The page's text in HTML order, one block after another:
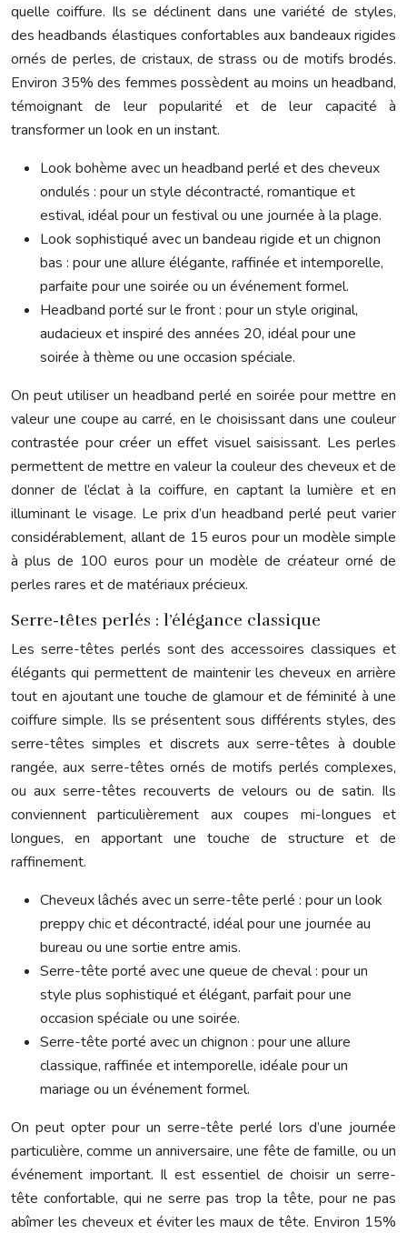
quelle coiffure. Ils se déclinent dans une variété de styles,
des headbands élastiques confortables aux bandeaux rigides
ornés de perles, de cristaux, de strass ou de motifs brodés.
Environ 35% des femmes possèdent au moins un headband,
témoignant de leur popularité et de leur capacité à
transformer un look en un instant.
Look bohème avec un headband perlé et des cheveux
ondulés : pour un style décontracté, romantique et
estival, idéal pour un festival ou une journée à la plage.
Look sophistiqué avec un bandeau rigide et un chignon
bas : pour une allure élégante, raffinée et intemporelle,
parfaite pour une soirée ou un événement formel.
Headband porté sur le front : pour un style original,
audacieux et inspiré des années 20, idéal pour une
soirée à thème ou une occasion spéciale.
On peut utiliser un headband perlé en soirée pour mettre en
valeur une coupe au carré, en le choisissant dans une couleur
contrastée pour créer un effet visuel saisissant. Les perles
permettent de mettre en valeur la couleur des cheveux et de
donner de l’éclat à la coiffure, en captant la lumière et en
illuminant le visage. Le prix d’un headband perlé peut varier
considérablement, allant de 15 euros pour un modèle simple
à plus de 100 euros pour un modèle de créateur orné de
perles rares et de matériaux précieux.
Serre-têtes perlés : l’élégance classique
Les serre-têtes perlés sont des accessoires classiques et
élégants qui permettent de maintenir les cheveux en arrière
tout en ajoutant une touche de glamour et de féminité à une
coiffure simple. Ils se présentent sous différents styles, des
serre-têtes simples et discrets aux serre-têtes à double
rangée, aux serre-têtes ornés de motifs perlés complexes,
ou aux serre-têtes recouverts de velours ou de satin. Ils
conviennent particulièrement aux coupes mi-longues et
longues, en apportant une touche de structure et de
raffinement.
Cheveux lâchés avec un serre-tête perlé : pour un look
preppy chic et décontracté, idéal pour une journée au
bureau ou une sortie entre amis.
Serre-tête porté avec une queue de cheval : pour un
style plus sophistiqué et élégant, parfait pour une
occasion spéciale ou une soirée.
Serre-tête porté avec un chignon : pour une allure
classique, raffinée et intemporelle, idéale pour un
mariage ou un événement formel.
On peut opter pour un serre-tête perlé lors d’une journée
particulière, comme un anniversaire, une fête de famille, ou un
événement important. Il est essentiel de choisir un serre-
tête confortable, qui ne serre pas trop la tête, pour ne pas
abîmer les cheveux et éviter les maux de tête. Environ 15%